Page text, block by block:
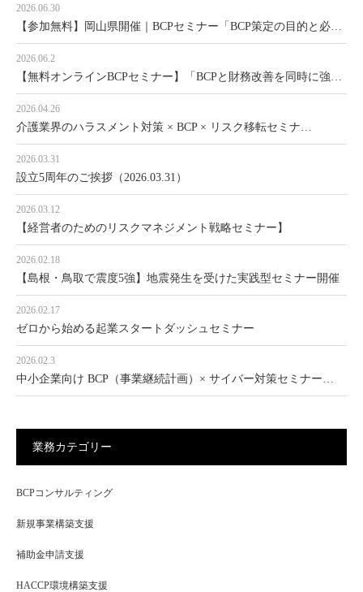
2026.06.30
【参加無料】岡山県開催｜BCPセミナー「BCP策定の目的と必…
2026.06.2
【無料オンラインBCPセミナー】「BCPと財務改善を同時に強…
2026.04.26
介護業界のハラスメント対策 × BCP × リスク移転セミナ…
2026.03.31
設立5周年のご挨拶（2026.03.31）
2026.03.12
【経営者のためのリスクマネジメント戦略セミナー】
2026.02.18
【島根・鳥取で震度5強】地震発生を受けた実践型セミナー開催
2026.02.17
ゼロから始める起業スタートダッシュセミナー
2026.02.3
中小企業向け BCP（事業継続計画）× サイバー対策セミナー…
業務カテゴリー
BCPコンサルティング
新規事業構築支援
補助金申請支援
HACCP環境構築支援